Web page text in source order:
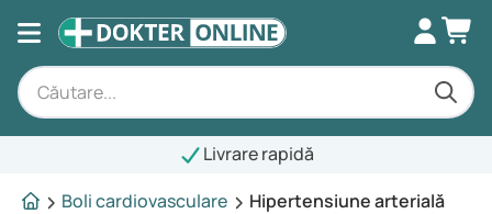
Livrare rapidă
Boli cardiovasculare
Hipertensiune arterială